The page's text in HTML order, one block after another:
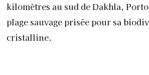
kilomètres au sud de Dakhla,
plage sauvage prisée pour sa
cristalline.